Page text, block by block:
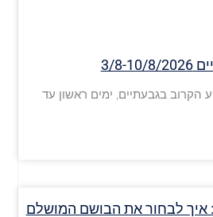
הקרוב בגבעתיים, ימים ראשון עד
איך לבחור את הבושם המושלם